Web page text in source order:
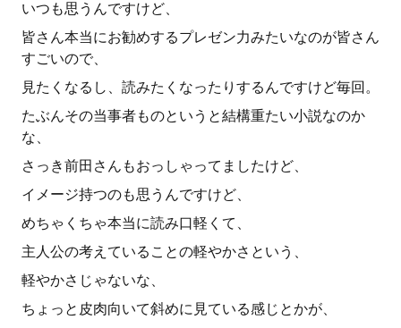
いつも思うんですけど、
皆さん本当にお勧めするプレゼン力みたいなのが皆さん
すごいので、
見たくなるし、読みたくなったりするんですけど毎回。
たぶんその当事者ものというと結構重たい小説なのか
な、
さっき前田さんもおっしゃってましたけど、
イメージ持つのも思うんですけど、
めちゃくちゃ本当に読み口軽くて、
主人公の考えていることの軽やかさという、
軽やかさじゃないな、
ちょっと皮肉向いて斜めに見ている感じとかが、